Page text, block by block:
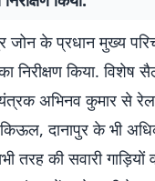
जोन के प्रधान मुख्य
निरीक्षण किया. विशेष
अभिनव कुमार से
किऊल, दानापुर के भी
तरह की सवारी